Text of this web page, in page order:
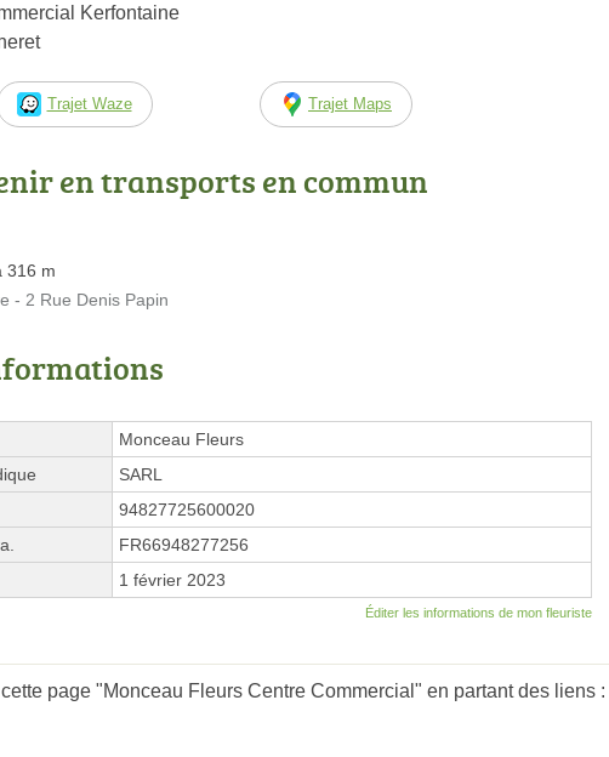
Kerfontaine
Trajet Waze Trajet Maps
en transports en commun
316 m
- 2 Rue Denis Papin
Monceau Fleurs
SARL
94827725600020
FR66948277256
1 février 2023
Éditer les informations de mon fleuriste
page "Monceau Fleurs Centre Commercial" en partant des liens :